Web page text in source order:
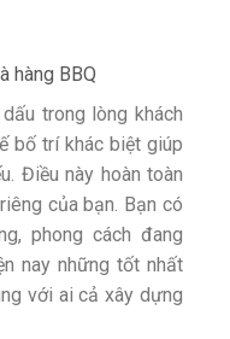
hàng BBQ
trong lòng khách
bố trí khác biệt giúp
Điều này hoàn toàn
của bạn. Bạn có
phong cách đang
nay những tốt nhất
với ai cả xây dựng